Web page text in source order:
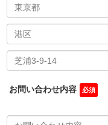
お問い合わせ内容